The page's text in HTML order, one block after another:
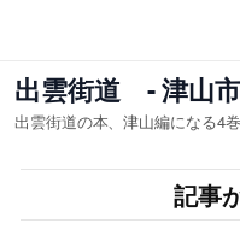
を
ス
キ
ッ
出雲街道 - 津山
出雲街道の本、津山編になる4巻
記事